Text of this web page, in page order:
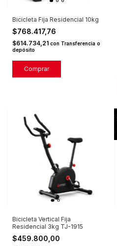
Bicicleta Fija Residencial 10kg
$768.417,76
$614.734,21 con Transferencia o
depósito
Bicicleta Vertical Fija
Residencial 3kg TJ-1915
$459.800,00